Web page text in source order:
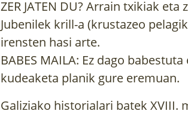
ZER JATEN DU? Arrain txikiak
Jubenilek krill-a (krustazeo
irensten hasi arte.
BABES MAILA: Ez dago
kudeaketa planik gure eremuan.
Galiziako historialari batek XVIII.